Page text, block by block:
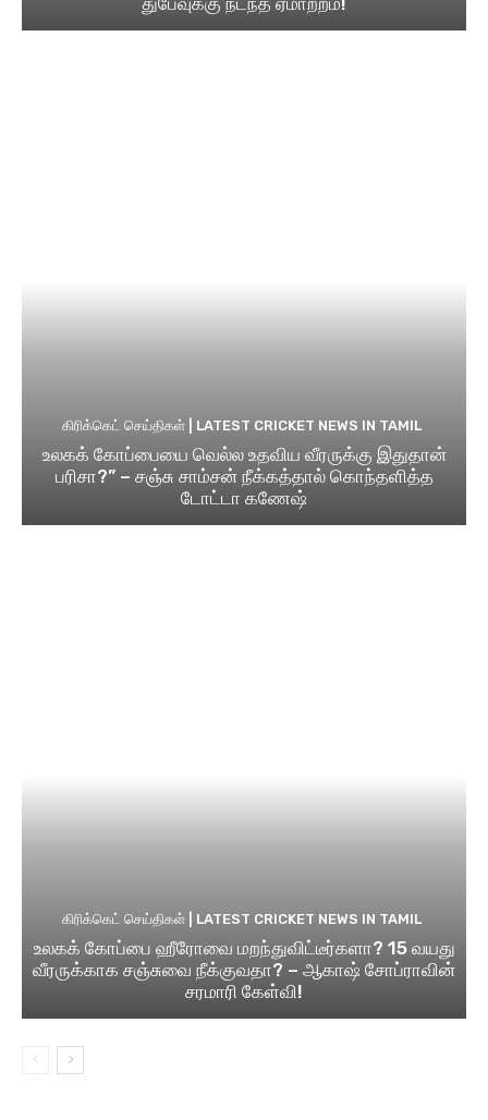
கிரிக்கெட் செய்திகள் | LATEST CRICKET NEWS IN TAMIL
உலகக் கோப்பையை வெல்ல உதவிய வீரருக்கு இதுதான்
பரிசா?” – சஞ்சு சாம்சன் நீக்கத்தால் கொந்தளித்த
டோட்டா கணேஷ்
கிரிக்கெட் செய்திகள் | LATEST CRICKET NEWS IN TAMIL
உலகக் கோப்பை ஹீரோவை மறந்துவிட்டீர்களா? 15 வயது
வீரருக்காக சஞ்சுவை நீக்குவதா? – ஆகாஷ் சோப்ராவின்
சரமாரி கேள்வி!